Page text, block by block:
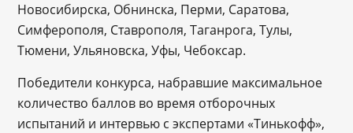
Новосибирска, Обнинска, Перми, Саратова,
Симферополя, Ставрополя, Таганрога, Тулы,
Тюмени, Ульяновска, Уфы, Чебоксар.
Победители конкурса, набравшие максимальное
количество баллов во время отборочных
испытаний и интервью с экспертами «Тинькофф»,